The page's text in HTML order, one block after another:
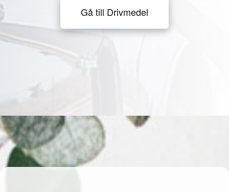
Gå till Drivmedel